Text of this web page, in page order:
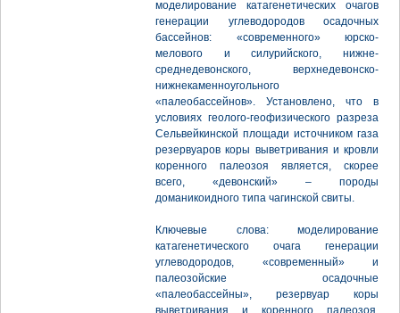
моделирование катагенетических очагов
генерации углеводородов осадочных
бассейнов: «современного» юрско-
мелового и силурийского, нижне-
среднедевонского, верхнедевонско-
нижнекаменноугольного
«палеобассейнов». Установлено, что в
условиях геолого-геофизического разреза
Сельвейкинской площади источником газа
резервуаров коры выветривания и кровли
коренного палеозоя является, скорее
всего, «девонский» – породы
доманикоидного типа чагинской свиты.
Ключевые слова: моделирование
катагенетического очага генерации
углеводородов, «современный» и
палеозойские осадочные
«палеобассейны», резервуар коры
выветривания и коренного палеозоя,